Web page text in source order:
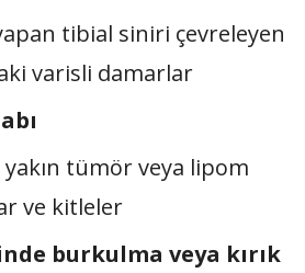
tibial siniri çevreleyen
varisli damarlar
tümör veya lipom
ve kitleler
burkulma veya kırık